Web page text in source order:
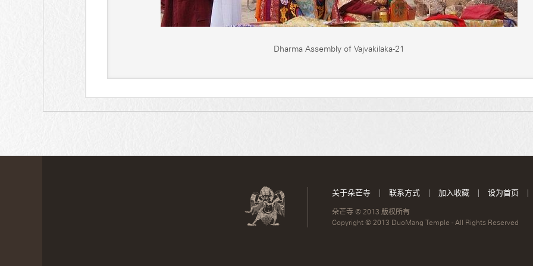
Dharma Assembly of Vajvakilaka-21
关于朵芒寺 | 联系方式 | 加入收藏 | 设为首页 |
朵芒寺 © 2013 版权所有
Copyright © 2013 DuoMang Temple - All Rights Reserved